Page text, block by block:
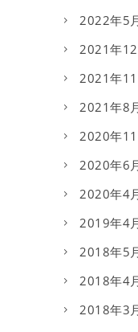
2022年5
2021年12
2021年11
2021年8
2020年11
2020年6
2020年4
2019年4
2018年5
2018年4
2018年3